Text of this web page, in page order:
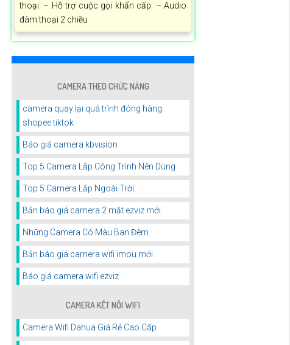
thoại. – Hỗ trợ cuộc gọi khẩn cấp. – Audio
đàm thoại 2 chiều
CAMERA THEO CHỨC NĂNG
camera quay lại quá trình đóng hàng
shopee tiktok
Báo giá camera kbvision
Top 5 Camera Lắp Công Trình Nên Dùng
Top 5 Camera Lắp Ngoài Trời
Bản báo giá camera 2 mắt ezviz mới
Những Camera Có Màu Ban Đêm
Bản báo giá camera wifi imou mới
Báo giá camera wifi ezviz
CAMERA KẾT NỐI WIFI
Camera Wifi Dahua Giá Rẻ Cao Cấp